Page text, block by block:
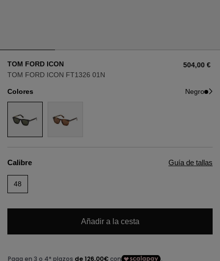
AVIADOR
OJO DE GATO
RECTANGULAR/CUADRADA
REDONDA/OVALADA
AVIADOR
OJO DE GATO
RECTANGULAR/CUADRADA
REDONDA/OVALADA
TOM FORD ICON
TOM FORD ICON FT1326 01N
504,00 €
Colores Negro
Calibre Guía de tallas
48
Añadir a la cesta